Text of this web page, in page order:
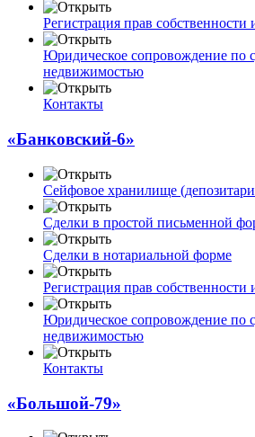
Регистрация прав собственности
Юридическое сопровождение по
недвижимостью
Контакты
«Банковский-6»
Сейфовое хранилище
Сделки в простой письменной
Сделки в нотариальной форме
Регистрация прав собственности
Юридическое сопровождение по
недвижимостью
Контакты
«Большой-79»